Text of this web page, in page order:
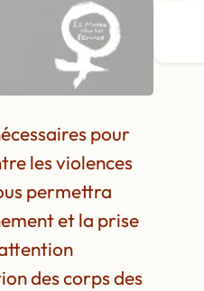
pour
les violences
permettra
et la prise
des corps des